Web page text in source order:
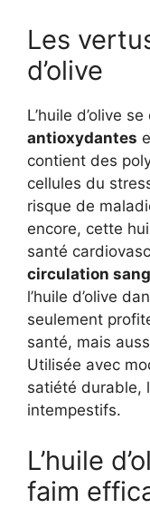
Les
d’olive
L’huile d’olive
antioxydantes
contient des
cellules du
risque de
encore, cette
santé
circulation
l’huile d’olive
seulement
santé, mais
Utilisée avec
satiété durable,
intempestifs.
L’huile
faim